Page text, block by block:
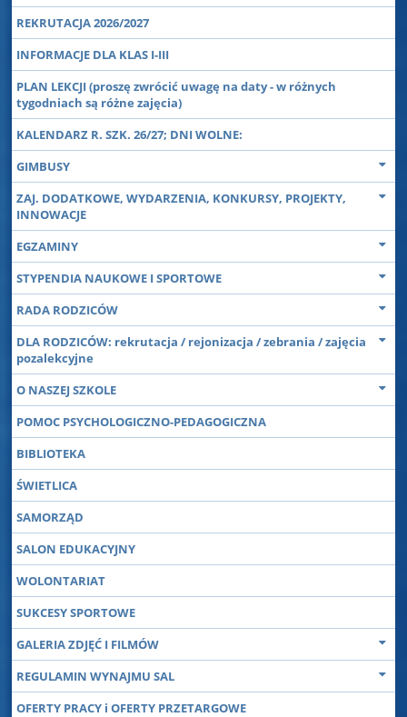
REKRUTACJA 2026/2027
INFORMACJE DLA KLAS I-III
PLAN LEKCJI (proszę zwrócić uwagę na daty - w różnych
tygodniach są różne zajęcia)
KALENDARZ R. SZK. 26/27; DNI WOLNE:
GIMBUSY
ZAJ. DODATKOWE, WYDARZENIA, KONKURSY, PROJEKTY,
INNOWACJE
EGZAMINY
STYPENDIA NAUKOWE I SPORTOWE
RADA RODZICÓW
DLA RODZICÓW: rekrutacja / rejonizacja / zebrania / zajęcia
pozalekcyjne
O NASZEJ SZKOLE
POMOC PSYCHOLOGICZNO-PEDAGOGICZNA
BIBLIOTEKA
ŚWIETLICA
SAMORZĄD
SALON EDUKACYJNY
WOLONTARIAT
SUKCESY SPORTOWE
GALERIA ZDJĘĆ I FILMÓW
REGULAMIN WYNAJMU SAL
OFERTY PRACY i OFERTY PRZETARGOWE